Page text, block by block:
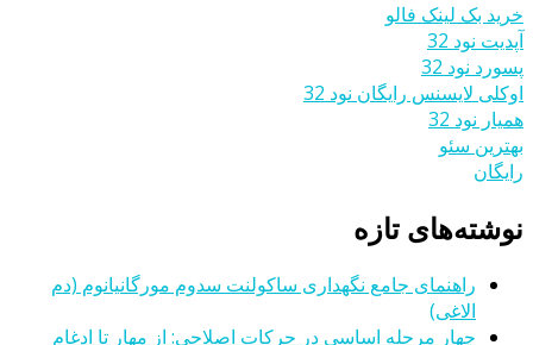
خرید بک لینک فالو
آپدیت نود 32
پسورد نود 32
اوکلی لایسنس رایگان نود 32
همیار نود 32
بهترین سئو
رایگان
نوشته‌های تازه
راهنمای جامع نگهداری ساکولنت سدوم مورگانیانوم (دم
الاغی)
چهار مرحله اساسی در حرکات اصلاحی: از مهار تا ادغام